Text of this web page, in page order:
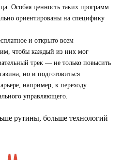
Особая ценность таких программ
ориентированы на специфику
и открыто всем
чтобы каждый из них мог
трек — не только повысить
но и подготовиться
например, к переходу
управляющего.